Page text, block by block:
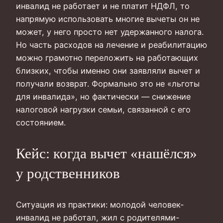
инвалид не работает и не платит НДФЛ, то
напрямую использовать многие вычеты он не
может, у него просто нет удержанного налога.
Но часть расходов на лечение и реабилитацию
можно грамотно переложить на работающих
близких, чтобы именно они заявляли вычет и
получали возврат. Формально это не «льготы
для инвалида», но фактически — снижение
налоговой нагрузки семьи, связанной с его
состоянием.
Кейс: когда вычет «нашёлся»
у родственников
Ситуация из практики: молодой человек-
инвалид не работал, жил с родителями-